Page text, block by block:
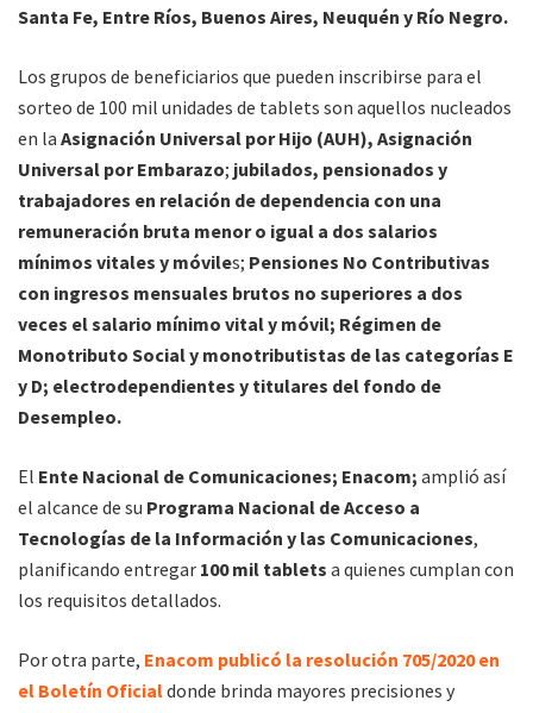
Santa Fe, Entre Ríos, Buenos Aires, Neuquén y Río Negro.
Los grupos de beneficiarios que pueden inscribirse para el
sorteo de 100 mil unidades de tablets son aquellos nucleados
en la Asignación Universal por Hijo (AUH), Asignación
Universal por Embarazo; jubilados, pensionados y
trabajadores en relación de dependencia con una
remuneración bruta menor o igual a dos salarios
mínimos vitales y móviles; Pensiones No Contributivas
con ingresos mensuales brutos no superiores a dos
veces el salario mínimo vital y móvil; Régimen de
Monotributo Social y monotributistas de las categorías E
y D; electrodependientes y titulares del fondo de
Desempleo.
El Ente Nacional de Comunicaciones; Enacom; amplió así
el alcance de su Programa Nacional de Acceso a
Tecnologías de la Información y las Comunicaciones,
planificando entregar 100 mil tablets a quienes cumplan con
los requisitos detallados.
Por otra parte, Enacom publicó la resolución 705/2020 en
el Boletín Oficialdonde brinda mayores precisiones y